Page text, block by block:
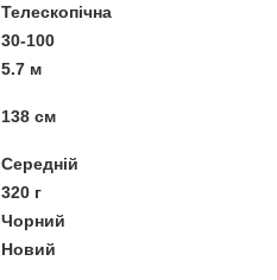
Телескопічна
30-100
5.7 м
138 см
Середній
320 г
Чорний
Новий